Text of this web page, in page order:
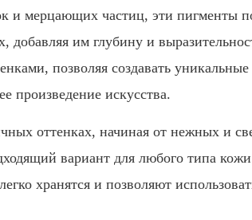
и мерцающих частиц, эти пигменты
им глубину и
позволяя создавать
произведение искусства.
оттенках, начиная от нежных и
вариант для любого типа
хранятся и позволяют